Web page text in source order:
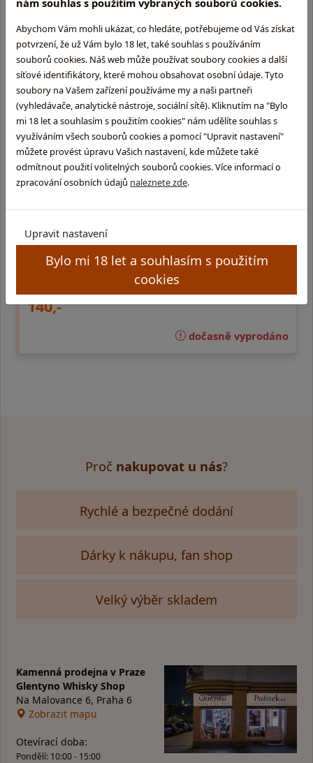
Abychom Vám mohli ukázat, co hledáte, potřebujeme od Vás získat
potvrzení, že už Vám bylo 18 let, také souhlas s používáním
souborů cookies. Náš web může používat soubory cookies a další
síťové identifikátory, které mohou obsahovat osobní údaje. Tyto
soubory na Vašem zařízení používáme my a naši partneři
(vyhledávače, analytické nástroje, sociální sítě). Kliknutím na "Bylo
mi 18 let a souhlasím s použitím cookies" nám udělíte souhlas s
využíváním všech souborů cookies a pomocí "Upravit nastavení"
můžete provést úpravu Vašich nastavení, kde můžete také
odmítnout použití volitelných souborů cookies. Více informací o
zpracování osobních údajů naleznete zde.
Upravit nastavení
Bylo mi 18 let a souhlasím s použitím
cookies
skladem na prodejně
Mini Cointreau
0,05l, sklo | Pomerančový likér vyráběný od r. 1875 rodinou
Cointreau destilací kůry ze sladkých a hořkých pomerančů,
neutrálního destilátu a cukru. V letech 2007- …
140,-
dočasně vyprodáno
Proč nakupovat u nás?
Rychlé a bezpečné dodání
Dárky k nákupu, fan shop
Velký výběr skladem
Kamenná prodejna v Praze
Glentyno Whisky Shop
Na Malovance 6, Praha 6
Zobrazit mapu
Otevírací doba:
Pondělí: 10:00 - 15:00